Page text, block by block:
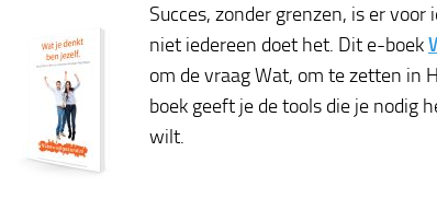
Succes, zonder grenzen, is er
niet iedereen doet het. Dit e-boek
om de vraag Wat, om te zetten in
boek geeft je de tools die je nodig
wilt.